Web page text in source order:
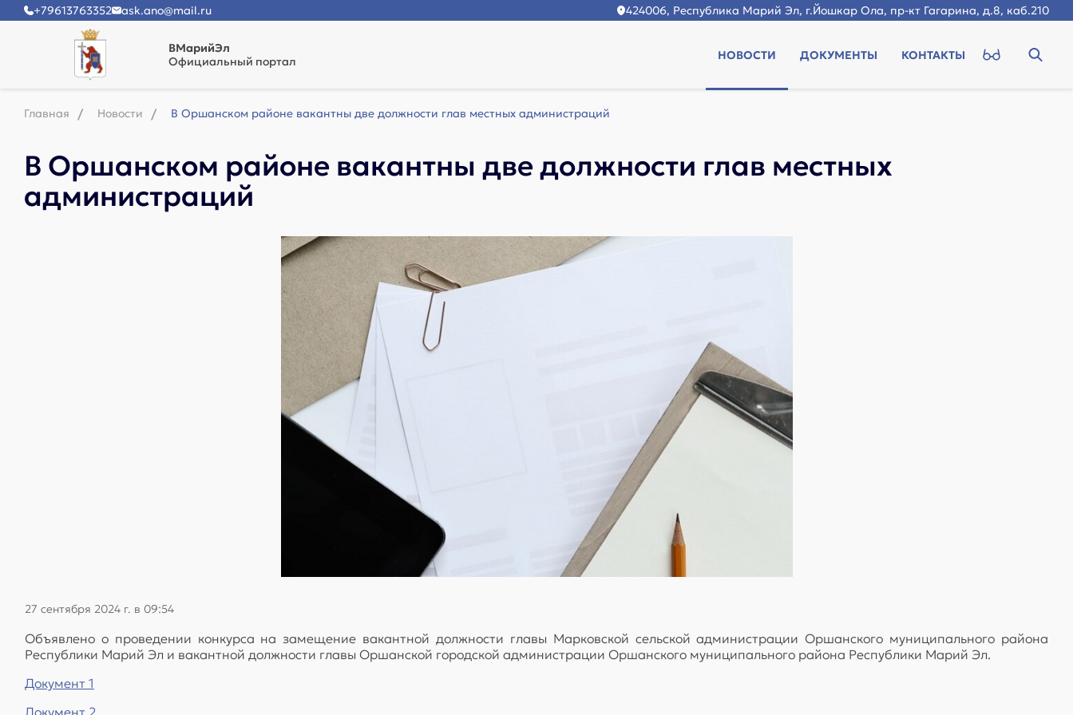
+79613763352 ask.ano@mail.ru 424006, Республика Марий Эл, г.Йошкар Ола, пр-кт Гагарина, д.8, каб.210
ВМарийЭл
Официальный портал
НОВОСТИ ДОКУМЕНТЫ КОНТАКТЫ
Главная Новости В Оршанском районе вакантны две должности глав местных администраций
В Оршанском районе вакантны две должности глав местных
администраций
27 сентября 2024 г. в 09:54
Объявлено о проведении конкурса на замещение вакантной должности главы Марковской сельской администрации Оршанского муниципального района
Республики Марий Эл и вакантной должности главы Оршанской городской администрации Оршанского муниципального района Республики Марий Эл.
Документ 1
Документ 2